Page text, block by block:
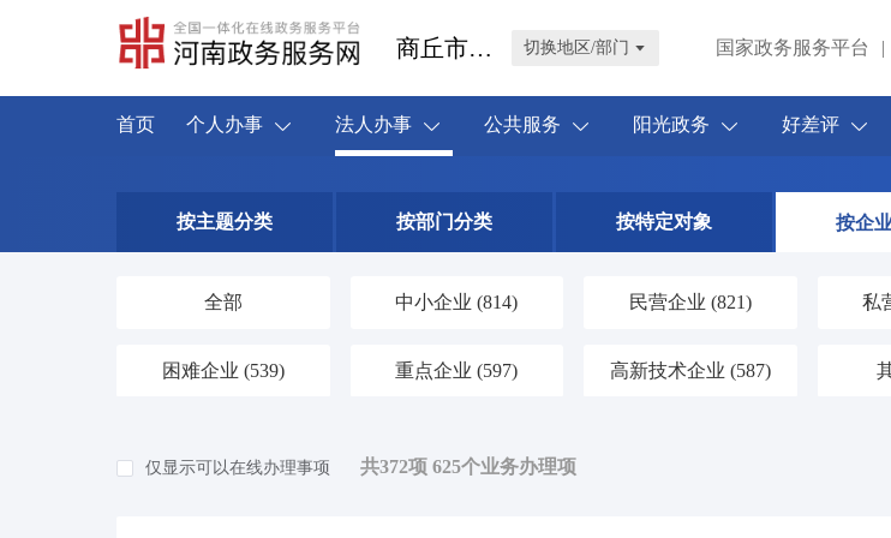
商丘市民权县 切换地区/部门 国家政务服务平台 |
首页 个人办事 法人办事 公共服务 阳光政务 好差评
按主题分类 按部门分类 按特定对象 按企
全部 中小企业(814) 民营企业 (821) 私
困难企业 (539) 重点企业(597) 高新技术企业 (587)
仅显示可以在线办理事项 共372项 625个业务办理项